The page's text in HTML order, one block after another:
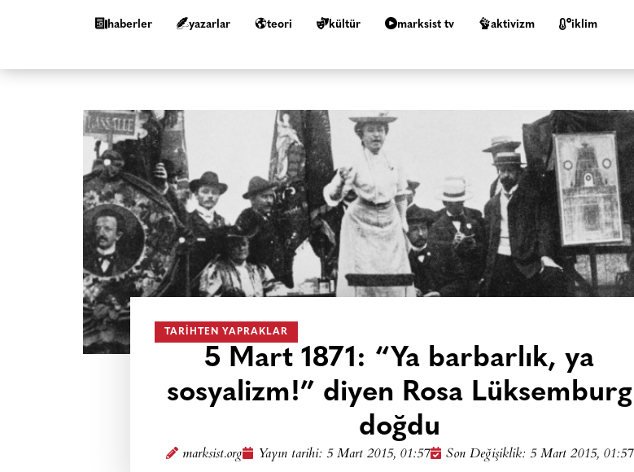
haberler yazarlar teori kültür marksist tv aktivizm i̇klim
TARIHTEN YAPRAKLAR
5 Mart 1871: “Ya barbarlık, ya
sosyalizm!” diyen Rosa Lüksemburg
doğdu
marksist.org Yayın tarihi: 5 Mart 2015, 01:57 Son Değişiklik: 5 Mart 2015, 01:57